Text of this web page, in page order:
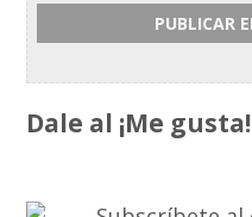
Dale al ¡Me gusta!